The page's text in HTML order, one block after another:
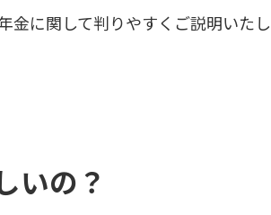
に関して判りやすくご説明いたし
いの？